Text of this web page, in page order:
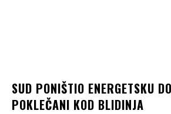
SUD PONIŠTIO ENERGETSKU
POKLEČANI KOD BLIDINJA